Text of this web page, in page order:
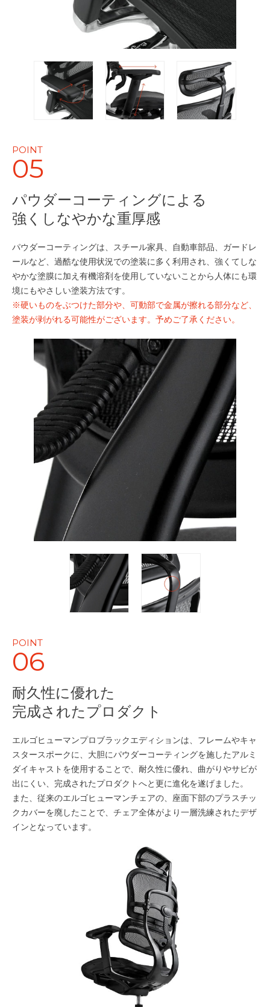
POINT
05
パウダーコーティングによる
強くしなやかな重厚感
パウダーコーティングは、スチール家具、自動車部品、ガードレ
ールなど、過酷な使用状況での塗装に多く利用され、強くてしな
やかな塗膜に加え有機溶剤を使用していないことから人体にも環
境にもやさしい塗装方法です。
※硬いものをぶつけた部分や、可動部で金属が擦れる部分など、
塗装が剥がれる可能性がございます。予めご了承ください。
POINT
06
耐久性に優れた
完成されたプロダクト
エルゴヒューマンプロブラックエディションは、フレームやキャ
スタースポークに、大胆にパウダーコーティングを施したアルミ
ダイキャストを使用することで、耐久性に優れ、曲がりやサビが
出にくい、完成されたプロダクトへと更に進化を遂げました。
また、従来のエルゴヒューマンチェアの、座面下部のプラスチッ
クカバーを廃したことで、チェア全体がより一層洗練されたデザ
インとなっています。